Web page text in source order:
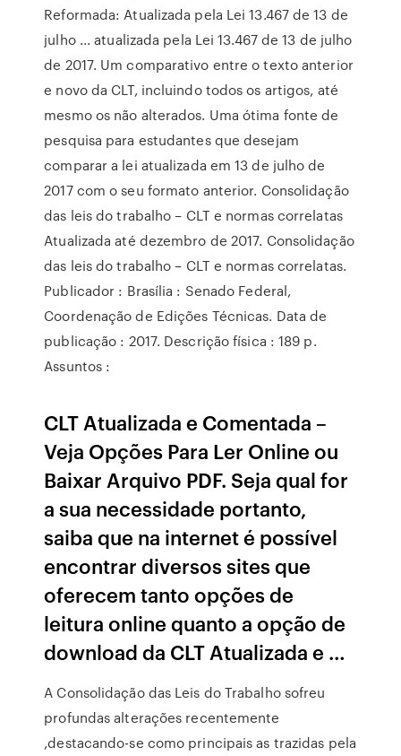
Reformada: Atualizada pela Lei 13.467 de 13 de
julho ... atualizada pela Lei 13.467 de 13 de julho
de 2017. Um comparativo entre o texto anterior
e novo da CLT, incluindo todos os artigos, até
mesmo os não alterados. Uma ótima fonte de
pesquisa para estudantes que desejam
comparar a lei atualizada em 13 de julho de
2017 com o seu formato anterior. Consolidação
das leis do trabalho – CLT e normas correlatas
Atualizada até dezembro de 2017. Consolidação
das leis do trabalho – CLT e normas correlatas.
Publicador : Brasília : Senado Federal,
Coordenação de Edições Técnicas. Data de
publicação : 2017. Descrição física : 189 p.
Assuntos :
CLT Atualizada e Comentada –
Veja Opções Para Ler Online ou
Baixar Arquivo PDF. Seja qual for
a sua necessidade portanto,
saiba que na internet é possível
encontrar diversos sites que
oferecem tanto opções de
leitura online quanto a opção de
download da CLT Atualizada e …
A Consolidação das Leis do Trabalho sofreu
profundas alterações recentemente
,destacando-se como principais as trazidas pela